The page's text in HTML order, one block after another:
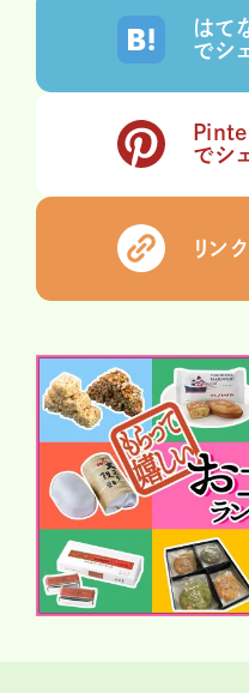
はて
でシ
でシ
リン